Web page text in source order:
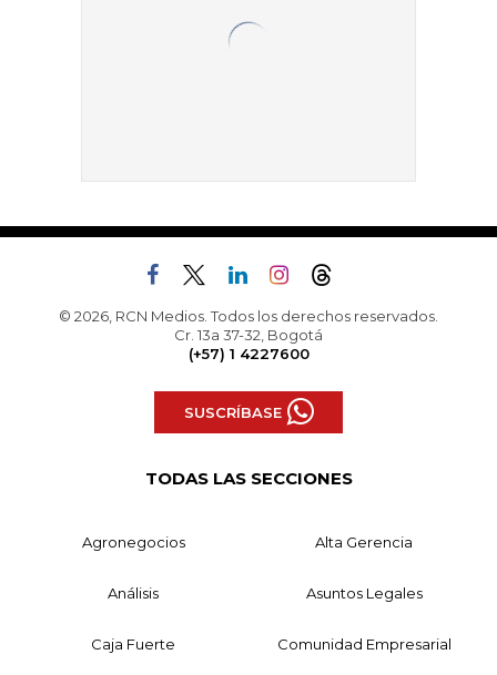
© 2026, RCN Medios. Todos los derechos reservados.
Cr. 13a 37-32, Bogotá
(+57) 1 4227600
SUSCRÍBASE
TODAS LAS SECCIONES
Agronegocios Alta Gerencia
Análisis Asuntos Legales
Caja Fuerte Comunidad Empresarial